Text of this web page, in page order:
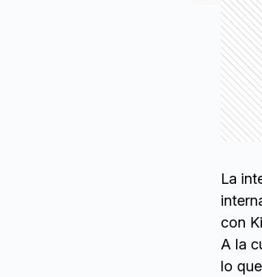
La
con
A la
lo